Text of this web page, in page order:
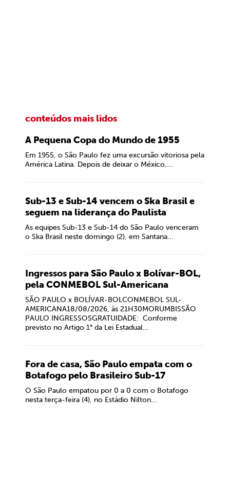
conteúdos mais lidos
A Pequena Copa do Mundo de 1955
Em 1955, o São Paulo fez uma excursão vitoriosa pela
América Latina. Depois de deixar o México,...
Sub-13 e Sub-14 vencem o Ska Brasil e
seguem na liderança do Paulista
As equipes Sub-13 e Sub-14 do São Paulo venceram
o Ska Brasil neste domingo (2), em Santana...
Ingressos para São Paulo x Bolívar-BOL,
pela CONMEBOL Sul-Americana
SÃO PAULO x BOLÍVAR-BOLCONMEBOL SUL-
AMERICANA18/08/2026, às 21H30MORUMBISSÃO
PAULO INGRESSOSGRATUIDADE: Conforme
previsto no Artigo 1° da Lei Estadual...
Fora de casa, São Paulo empata com o
Botafogo pelo Brasileiro Sub-17
O São Paulo empatou por 0 a 0 com o Botafogo
nesta terça-feira (4), no Estádio Nilton...